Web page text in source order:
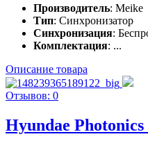
Производитель: Meike
Тип: Синхронизатор
Синхронизация:
Комплектация: ...
Описание товара
Отзывов: 0
Hyundae